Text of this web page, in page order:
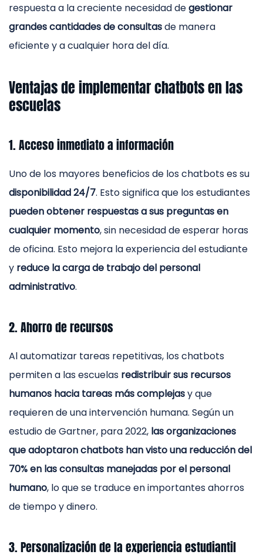
respuesta a la creciente necesidad degestionar
grandes cantidades de consultasde manera
eficiente y a cualquier hora del día.
Ventajas de implementar chatbots en las
escuelas
1. Acceso inmediato a información
Uno de los mayores beneficios de los chatbots es su
disponibilidad 24/7. Esto significa que los estudiantes
pueden obtener respuestas a sus preguntas en
cualquier momento, sin necesidad de esperar horas
de oficina. Esto mejora la experiencia del estudiante
y reduce la carga de trabajo del personal
administrativo.
2. Ahorro de recursos
Al automatizar tareas repetitivas, los chatbots
permiten a las escuelas redistribuir sus recursos
humanos hacia tareas más complejasy que
requieren de una intervención humana. Según un
estudio de Gartner, para 2022, las organizaciones
que adoptaron chatbots han visto una reducción del
70% en las consultas manejadas por el personal
humano, lo que se traduce en importantes ahorros
de tiempo y dinero.
3. Personalización de la experiencia estudiantil